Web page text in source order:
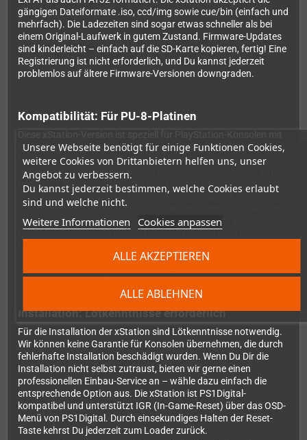
Unsere Webseite benötigt für einige Funktionen Cookies,
weitere Cookies von Drittanbietern helfen uns, unser
Angebot zu verbessern.
Du kannst jederzeit bestimmen, welche Cookies erlaubt
sind und welche nicht.
Weitere Informationen Cookies anpassen
ALLE ABLEHNEN
ALLE AKZEPTIEREN
gängigen Dateiformate .iso, ccd/img sowie cue/bin (einfach und
mehrfach). Die Ladezeiten sind sogar etwas schneller als bei
einem Original-Laufwerk in gutem Zustand. Firmware-Updates
sind kinderleicht – einfach auf die SD-Karte kopieren, fertig! Eine
Registrierung ist nicht erforderlich, und Du kannst jederzeit
problemlos auf ältere Firmware-Versionen downgraden.
Kompatibilität: Für PU-8-Platinen
PU-8-Hauptplatine konzipiert. Sie ist geeignet für die meisten
Modelle der Serien SCPH-1001, SCPH-1002, SCPH-3000 und
SCPH-3500 sowie für ALLE SCPH-5000-Modelle. Wichtig: Einige
frühe PSX-Modelle verwenden eine frühe PU-8-Version, die leider
nicht kompatibel ist. Du erkennst die Kompatibilität an der
Platinennummer: X-XXX-XXX-11 ist NICHT kompatibel, während
die Versionen mit den Endziffern 21, 22, 23 oder 41 problemlos
Wiki. Weitere Informationen sowie eine ausführliche
Installationsanleitung gibt es im offiziellen xStation-Wiki.
Installation: Lötkenntnisse erforderlich
Für die Installation der xStation sind Lötkenntnisse notwendig.
Wir können keine Garantie für Konsolen übernehmen, die durch
fehlerhafte Installation beschädigt wurden. Wenn Du Dir die
Installation nicht selbst zutraust, bieten wir gerne einen
professionellen Einbau-Service an – wähle dazu einfach die
entsprechende Option aus. Die xStation ist PS1Digital-
kompatibel und unterstützt IGR (In-Game-Reset) über das OSD-
Menü von PS1Digital. Durch einsekundiges Halten der Reset-
Taste kehrst Du jederzeit zum Loader zurück.